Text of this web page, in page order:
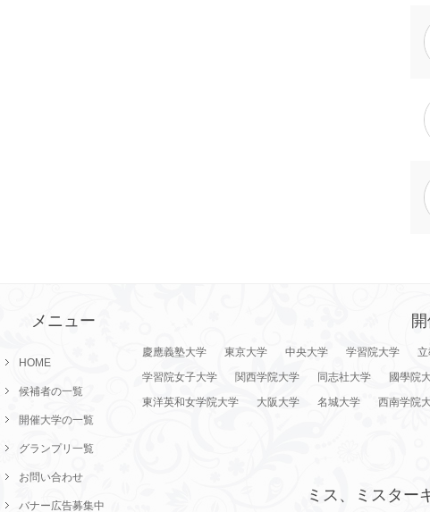
メニュー
HOME
候補者の一覧
開催大学の一覧
グランプリ一覧
お問い合わせ
バナー広告募集中
慶應義塾大学 東京大学 中央大学 学習院大学
学習院女子大学
関西学院大学 同志社大学 國學院
東洋英和女学院大学
大阪大学 名城大学 西南学院
ミス、ミスター